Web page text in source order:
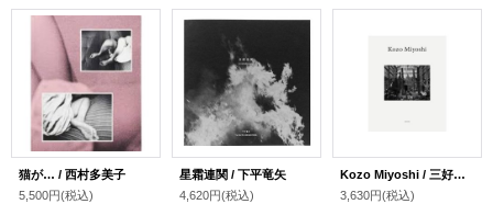
猫が… / 西村多美子
5,500円(税込)
星霜連関 / 下平竜矢
4,620円(税込)
Kozo Miyoshi / 三好耕三
3,630円(税込)